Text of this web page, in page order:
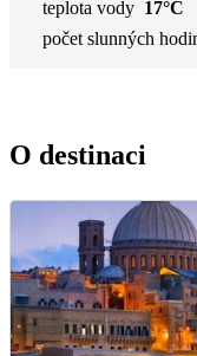
teplota vody 17°C
počet slunných
O destinaci